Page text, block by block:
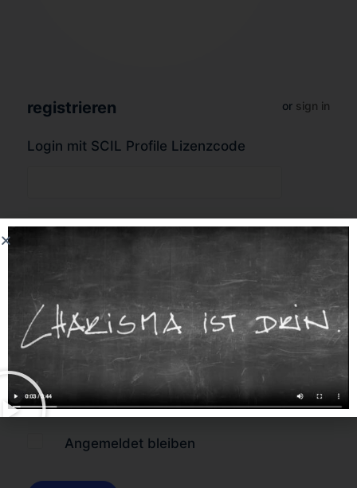
registrieren or sign in
Login mit SCIL Profile Lizenzcode
Forgot Password?
Angemeldet bleiben